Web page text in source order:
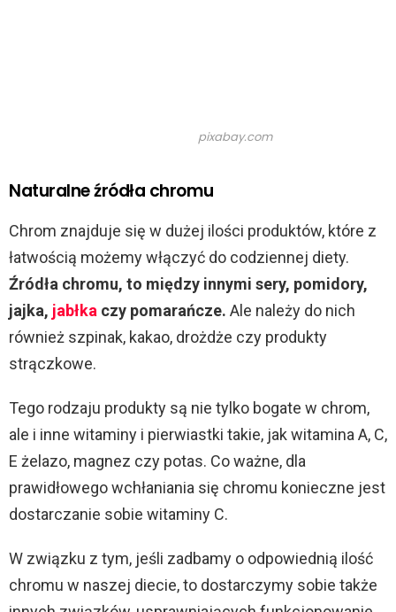
pixabay.com
Naturalne źródła chromu
Chrom znajduje się w dużej ilości produktów, które z
łatwością możemy włączyć do codziennej diety.
Źródła chromu, to między innymi sery, pomidory,
jajka, jabłka czy pomarańcze. Ale należy do nich
również szpinak, kakao, drożdże czy produkty
strączkowe.
Tego rodzaju produkty są nie tylko bogate w chrom,
ale i inne witaminy i pierwiastki takie, jak witamina A, C,
E żelazo, magnez czy potas. Co ważne, dla
prawidłowego wchłaniania się chromu konieczne jest
dostarczanie sobie witaminy C.
W związku z tym, jeśli zadbamy o odpowiednią ilość
chromu w naszej diecie, to dostarczymy sobie także